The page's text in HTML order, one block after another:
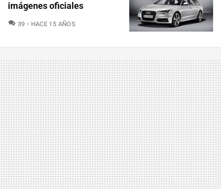
imágenes oficiales
39 COMENTARIOS
HACE 15 AÑOS